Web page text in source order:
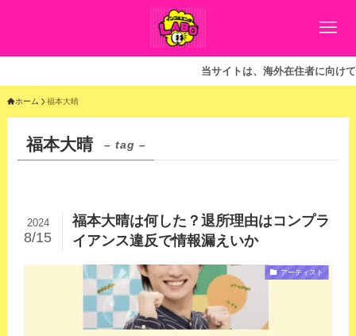
当サイトは、海外在住者に向けて
ホーム 福本大晴
福本大晴 – tag –
福本大晴は何した？退所理由はコンプラ
イアンス違反で情報漏えいか
2024
8/15
アーティスト